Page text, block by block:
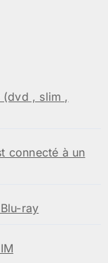
(dvd , slim ,
connecté à un
ray